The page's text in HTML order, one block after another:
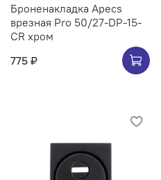
Броненакладка Apecs
врезная Pro 50/27-DP-15-
CR хром
775 ₽